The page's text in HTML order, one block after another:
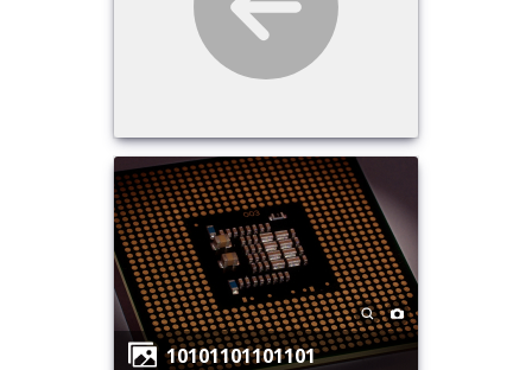
10101101101101